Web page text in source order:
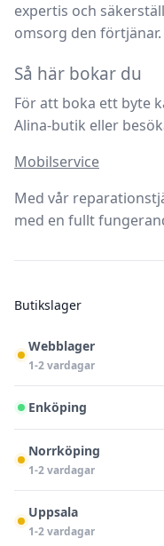
expertis och
omsorg den förtjänar.
Så här bokar du
För att boka ett byte
Alina-butik eller
Mobilservice
Med vår
med en fullt
Butikslager
Webblager
1-2 vardagar
Enköping
Norrköping
1-2 vardagar
Uppsala
1-2 vardagar